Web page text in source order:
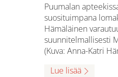
Puumalan
suosituimpana
Hämäläinen
suunnitelmallisesti
(Kuva: Anna-Katri
Lue lisää